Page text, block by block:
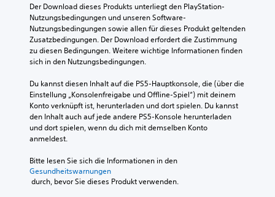
Der Download dieses Produkts unterliegt den PlayStation-
Nutzungsbedingungen und unseren Software-
Nutzungsbedingungen sowie allen für dieses Produkt geltenden
Zusatzbedingungen. Der Download erfordert die Zustimmung
zu diesen Bedingungen. Weitere wichtige Informationen finden
sich in den Nutzungsbedingungen.
Du kannst diesen Inhalt auf die PS5-Hauptkonsole, die (über die
Einstellung „Konsolenfreigabe und Offline-Spiel“) mit deinem
Konto verknüpft ist, herunterladen und dort spielen. Du kannst
den Inhalt auch auf jede andere PS5-Konsole herunterladen
und dort spielen, wenn du dich mit demselben Konto
anmeldest.
Bitte lesen Sie sich die Informationen in den
Gesundheitswarnungen
durch, bevor Sie dieses Produkt verwenden.